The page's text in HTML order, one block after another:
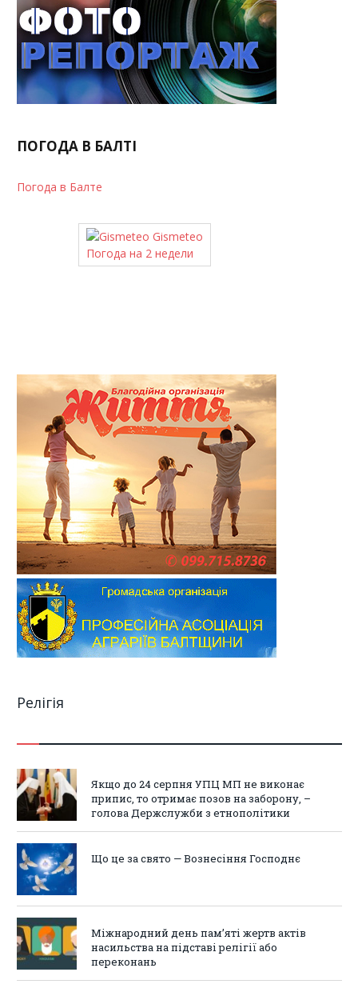
ПОГОДА В БАЛТІ
Погода в Балте
Gismeteo
Погода на 2 недели
Релігія
Якщо до 24 серпня УПЦ МП не виконає
припис, то отримає позов на заборону, –
голова Держслужби з етнополітики
Що це за свято — Вознесіння Господнє
Міжнародний день пам’яті жертв актів
насильства на підставі релігії або
переконань